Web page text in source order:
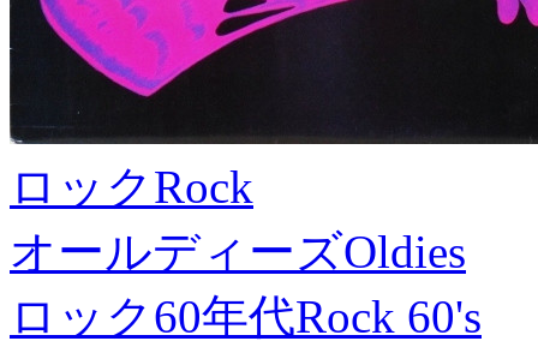
ロックRock
オールディーズOldies
ロック60年代Rock 60's